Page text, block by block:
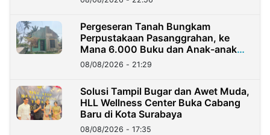
Pergeseran Tanah Bungkam
Perpustakaan Pasanggrahan, ke
Mana 6.000 Buku dan Anak-anak
Kini?
08/08/2026 - 21:29
Solusi Tampil Bugar dan Awet Muda,
HLL Wellness Center Buka Cabang
Baru di Kota Surabaya
08/08/2026 - 17:35